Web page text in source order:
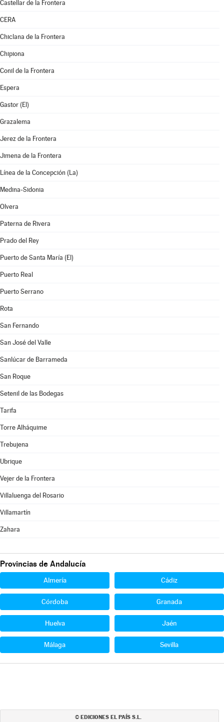
Castellar de la Frontera
CERA
Chiclana de la Frontera
Chipiona
Conil de la Frontera
Espera
Gastor (El)
Grazalema
Jerez de la Frontera
Jimena de la Frontera
Línea de la Concepción (La)
Medina-Sidonia
Olvera
Paterna de Rivera
Prado del Rey
Puerto de Santa María (El)
Puerto Real
Puerto Serrano
Rota
San Fernando
San José del Valle
Sanlúcar de Barrameda
San Roque
Setenil de las Bodegas
Tarifa
Torre Alháquime
Trebujena
Ubrique
Vejer de la Frontera
Villaluenga del Rosario
Villamartín
Zahara
Provincias de Andalucía
Almería Cádiz
Córdoba Granada
Huelva Jaén
Málaga Sevilla
© EDICIONES EL PAÍS S.L.